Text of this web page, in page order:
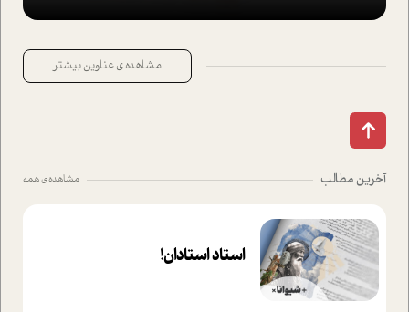
مشاهده ی عناوین بیشتر
آخرین مطالب مشاهده ی همه
استاد استادان!